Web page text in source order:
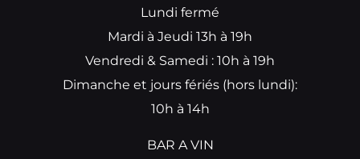
Lundi fermé
Mardi à Jeudi 13h à 19h
Vendredi & Samedi : 10h à 19h
Dimanche et jours fériés (hors lundi):
10h à 14h
BAR A VIN